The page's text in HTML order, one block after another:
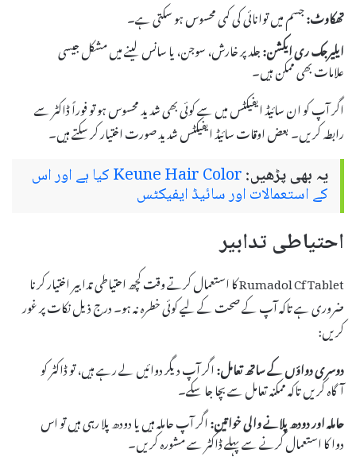
تھکاوٹ:جسم میں توانائی کی کمی محسوس ہو سکتی ہے۔
ایلیرجک ری ایکشن:جلد پر خارش، سوجن، یا سانس لینے میں مشکل جیسی
علامات بھی ممکن ہیں۔
اگر آپ کو ان سائیڈ ایفیکٹس میں سے کوئی بھی شدید محسوس ہو تو فوراً ڈاکٹر سے
رابطہ کریں۔ بعض اوقات سائیڈ ایفیکٹس شدید صورت اختیار کر سکتے ہیں۔
یہ بھی پڑھیں: Keune Hair Color کیا ہے اور اس
کے استعمالات اور سائیڈ ایفیکٹس
احتیاطی تدابیر
Rumadol Cf Tablet کا استعمال کرتے وقت کچھ احتیاطی تدابیر اختیار کرنا
ضروری ہے تاکہ آپ کے صحت کے لیے کوئی خطرہ نہ ہو۔ درج ذیل نکات پر غور
کریں:
دوسری دواؤں کے ساتھ تعامل:اگر آپ دیگر دوائیں لے رہے ہیں، تو ڈاکٹر کو
آگاہ کریں تاکہ ممکنہ تعامل سے بچا جا سکے۔
حاملہ اور دودھ پلانے والی خواتین:اگر آپ حاملہ ہیں یا دودھ پلا رہی ہیں تو اس
دوا کا استعمال کرنے سے پہلے ڈاکٹر سے مشورہ کریں۔